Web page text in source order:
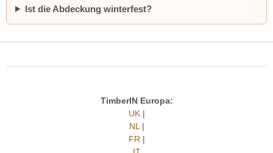
Ist die Abdeckung winterfest?
TimberIN Europa:
UK|
NL |
FR |